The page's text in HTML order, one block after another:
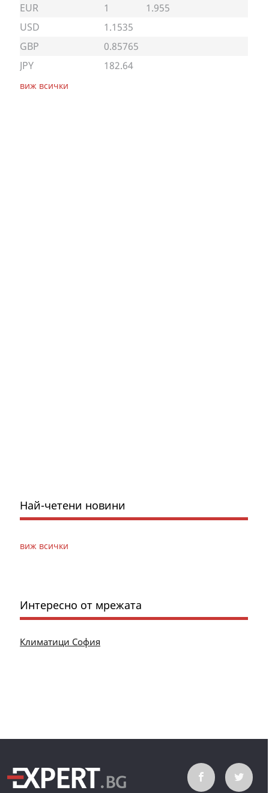
EUR 1
1.955
USD
1.1535
GBP
0.85765
JPY
182.64
виж всички
Най-четени новини
виж всички
Интересно от мрежата
Климатици София